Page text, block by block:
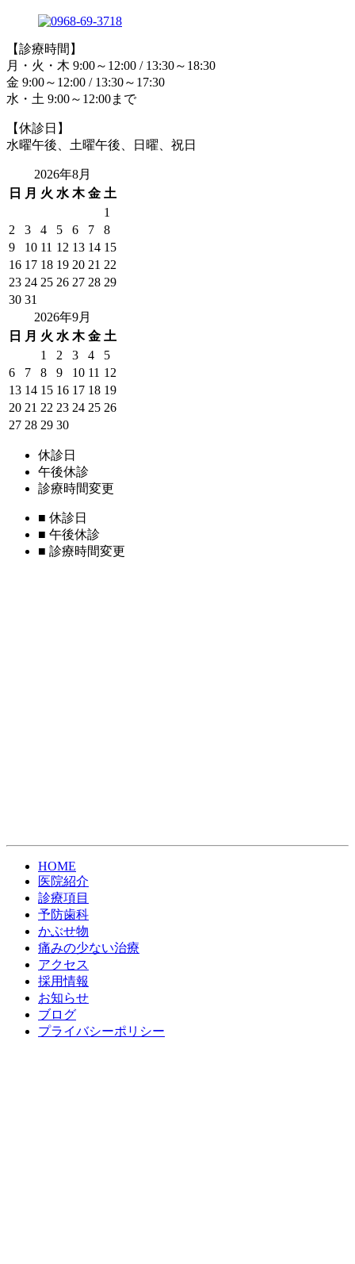
【診療時間】
月・火・木 9:00～12:00 / 13:30～18:30
金 9:00～12:00 / 13:30～17:30
水・土 9:00～12:00まで
【休診日】
水曜午後、土曜午後、日曜、祝日
2026年8月
日
月 火 水 木 金 土
1
2
3 4 5 6 7
8
9
10 11 12 13 14 15
16 17 18 19 20 21 22
23 24 25 26 27 28 29
30 31
2026年9月
日
月 火 水 木 金 土
1
2 3 4
5
6
7 8 9 10 11 12
13 14 15 16 17 18 19
20 21 22 23 24 25 26
27 28 29 30
休診日
午後休診
診療時間変更
■ 休診日
■ 午後休診
■ 診療時間変更
HOME
医院紹介
診療項目
予防歯科
かぶせ物
痛みの少ない治療
アクセス
採用情報
お知らせ
ブログ
プライバシーポリシー